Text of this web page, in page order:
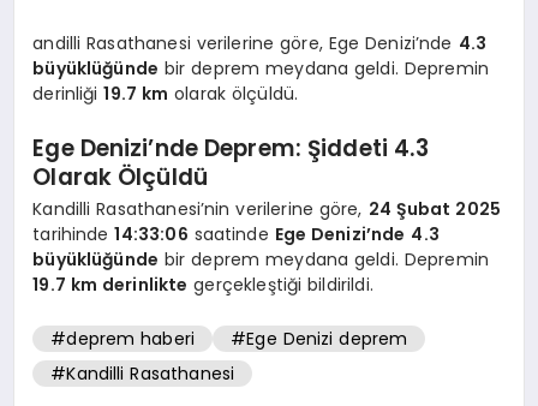
EĞITIM
andilli Rasathanesi verilerine göre, Ege Denizi’nde 4.3
büyüklüğünde bir deprem meydana geldi. Depremin
derinliği19.7 km olarak ölçüldü.
Ege Denizi’nde Deprem: Şiddeti 4.3
Olarak Ölçüldü
Kandilli Rasathanesi’nin verilerine göre, 24 Şubat 2025
tarihinde14:33:06 saatinde Ege Denizi’nde 4.3
büyüklüğünde bir deprem meydana geldi. Depremin
19.7 km derinlikte gerçekleştiği bildirildi.
#deprem haberi
#Ege Denizi deprem
#Kandilli Rasathanesi